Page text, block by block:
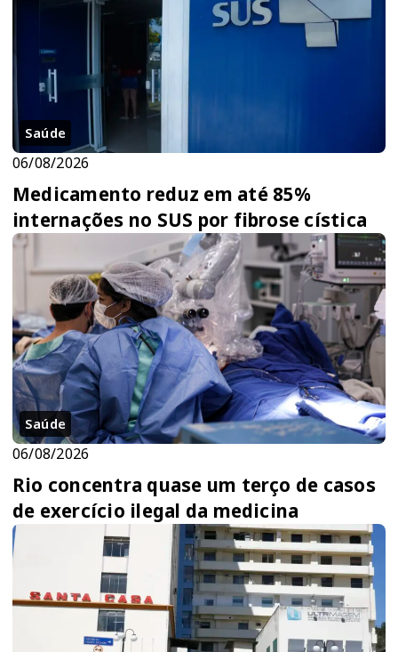
Saúde
06/08/2026
Medicamento reduz em até 85%
internações no SUS por fibrose cística
Saúde
06/08/2026
Rio concentra quase um terço de casos
de exercício ilegal da medicina